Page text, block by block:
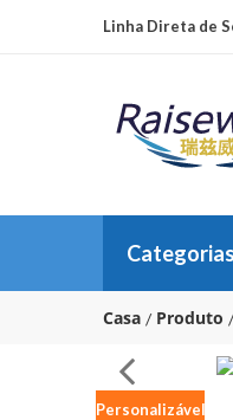
Linha Direta de
Categorias
Casa Produto
Personalizável